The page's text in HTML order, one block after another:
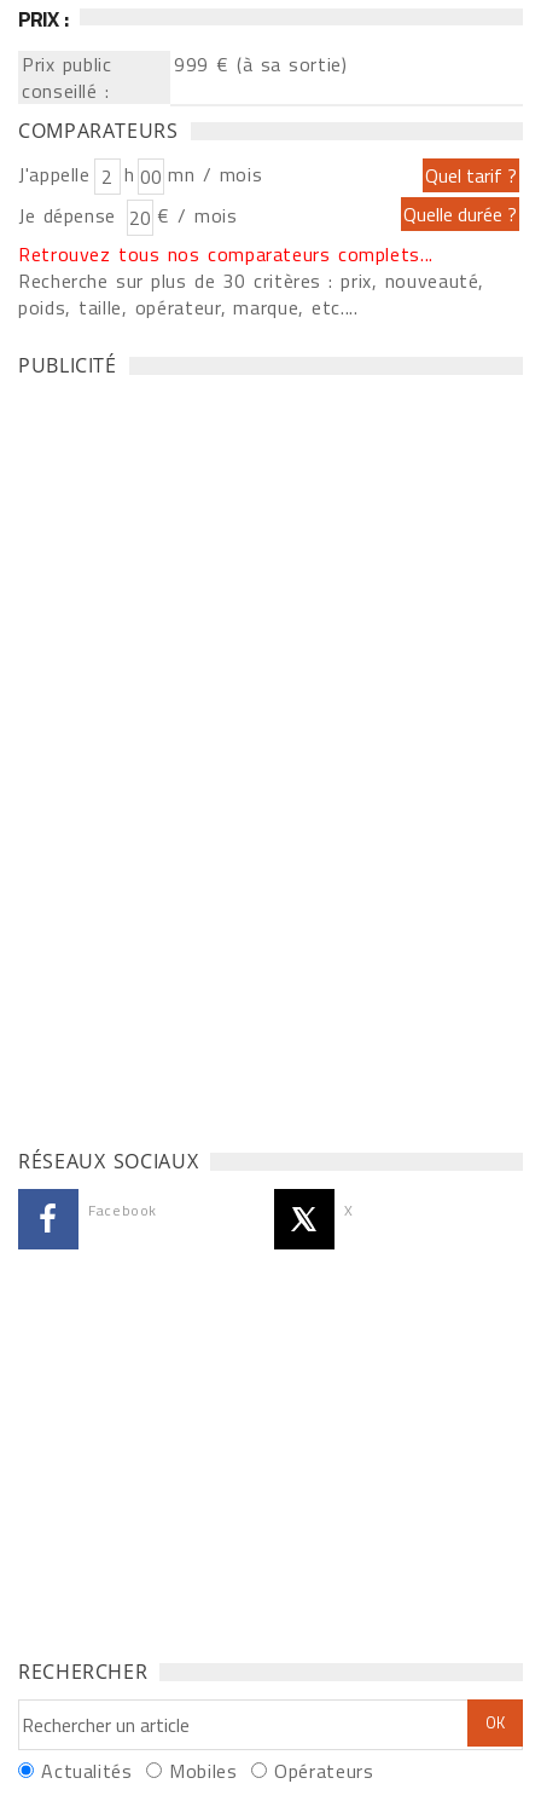
PRIX :
Prix public
conseillé :
999 € (à sa sortie)
COMPARATEURS
J'appelle h
mn / mois
Je dépense
€ / mois
Retrouvez tous nos comparateurs complets...
Recherche sur plus de 30 critères : prix, nouveauté,
poids, taille, opérateur, marque, etc....
PUBLICITÉ
RÉSEAUX SOCIAUX
Facebook X
RECHERCHER
Actualités Mobiles Opérateurs